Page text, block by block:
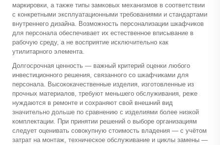
маркировки, а также типы замковых механизмов в соответствии
с конкретными эксплуатационными требованиями и стандартами
внутреннего дизайна. Возможность персонализации шкафчиков
для персонала обеспечивает их естественное вписывание в
рабочую среду, а не восприятие исключительно как
утилитарного элемента.
Долгосрочная ценность — важный критерий оценки любого
инвестиционного решения, связанного со шкафчиками для
персонала. Высококачественные изделия, изготовленные из
прочных материалов, требуют меньшего обслуживания, реже
нуждаются в ремонте и сохраняют свой внешний вид
значительно дольше по сравнению с изделиями более низкой
комплектации. При принятии решений о выборе организациям
следует оценивать совокупную стоимость владения — с учётом
затрат на монтаж, техническое обслуживание и циклы замены —